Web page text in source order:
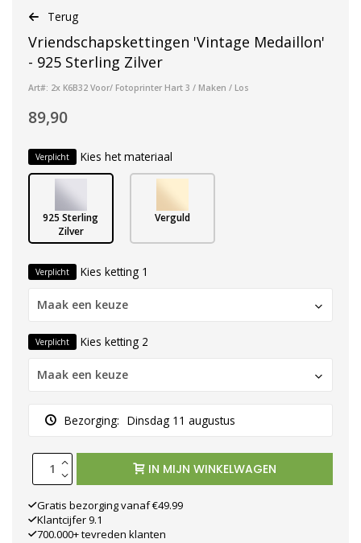
Terug
Vriendschapskettingen 'Vintage Medaillon'
- 925 Sterling Zilver
Art#: 2x K6B32 Voor/ Fotoprinter Hart 3 / Maken / Los
89,90
Verplicht Kies het materiaal
925 Sterling
Zilver
Verguld
Verplicht Kies ketting 1
Maak een keuze
Verplicht Kies ketting 2
Maak een keuze
Bezorging: Dinsdag 11 augustus
IN MIJN WINKELWAGEN
Gratis bezorging vanaf €49.99
Klantcijfer 9.1
700.000+ tevreden klanten